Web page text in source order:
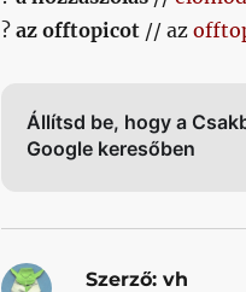
? az offtopicot // az
Állítsd be, hogy a
Google keresőben
Szerző:vh